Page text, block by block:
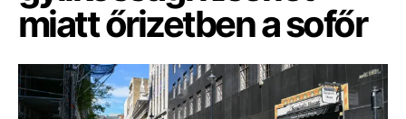
miatt őrizetben a sofőr